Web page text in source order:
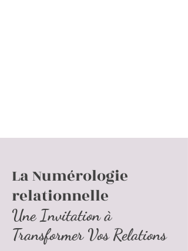
La Numérologie
relationnelle
Une Invitation à
Transformer Vos Relations